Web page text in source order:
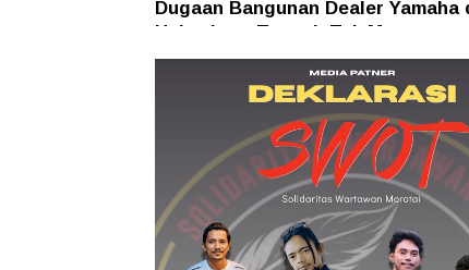
Dugaan Bangunan Dealer Yamaha
Halmahera Tengah Tak